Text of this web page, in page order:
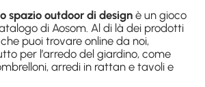
spazio outdoor di design è un gioco
di Aosom. Al di là dei prodotti
puoi trovare online da noi,
per l’arredo del giardino, come
, arredi in rattan e tavoli e